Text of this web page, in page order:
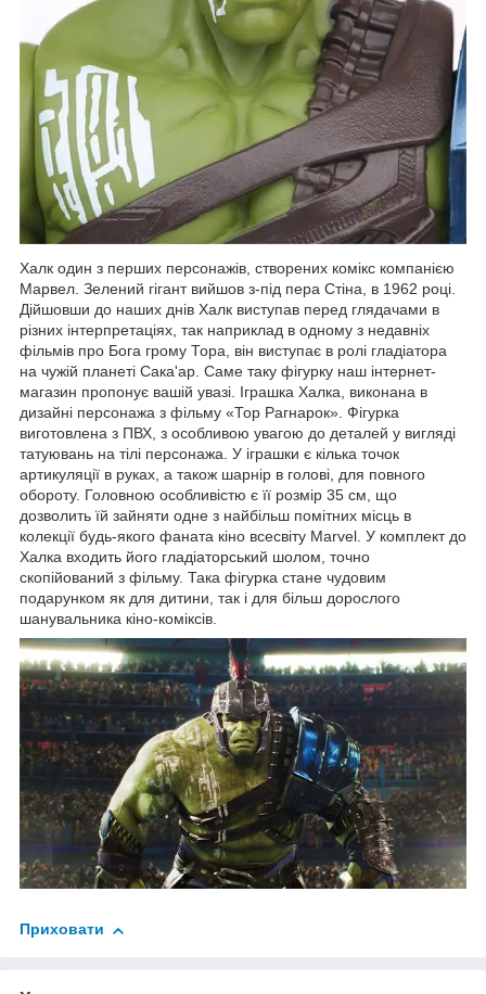
Халк один з перших персонажів, створених комікс компанією
Марвел. Зелений гігант вийшов з-під пера Стіна, в 1962 році.
Дійшовши до наших днів Халк виступав перед глядачами в
різних інтерпретаціях, так наприклад в одному з недавніх
фільмів про Бога грому Тора, він виступає в ролі гладіатора
на чужій планеті Сака'ар. Саме таку фігурку наш інтернет-
магазин пропонує вашій увазі. Іграшка Халка, виконана в
дизайні персонажа з фільму «Тор Рагнарок». Фігурка
виготовлена з ПВХ, з особливою увагою до деталей у вигляді
татуювань на тілі персонажа. У іграшки є кілька точок
артикуляції в руках, а також шарнір в голові, для повного
обороту. Головною особливістю є її розмір 35 см, що
дозволить їй зайняти одне з найбільш помітних місць в
колекції будь-якого фаната кіно всесвіту Marvel. У комплект до
Халка входить його гладіаторський шолом, точно
скопійований з фільму. Така фігурка стане чудовим
подарунком як для дитини, так і для більш дорослого
шанувальника кіно-коміксів.
Приховати